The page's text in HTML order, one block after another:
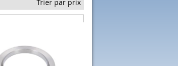
Trier par prix